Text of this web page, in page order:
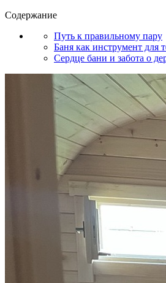
Содержание
Путь к правильному пару
Баня как инструмент для
Сердце бани и забота о